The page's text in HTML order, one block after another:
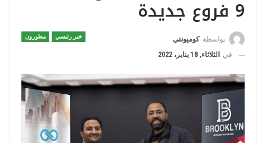
9 فروع جديدة
خبر رئيسي مطورون بواسطة كوميونتي
في
الثلاثاء, 18 يناير، 2022